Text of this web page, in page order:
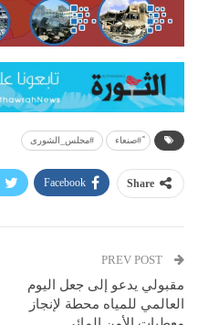
ً#صنعاء #مجلس_الشورى
Share
Facebook
مقبولي يدعو إلى جعل اليوم
العالمي للمياه محطة لإنجاز